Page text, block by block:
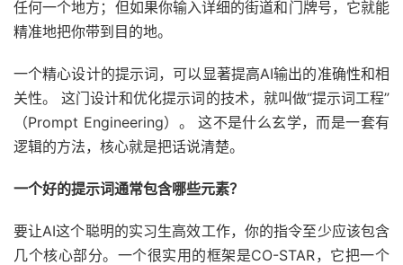
任何一个地方；但如果你输入详细的街道和门牌号，它就能
精准地把你带到目的地。
一个精心设计的提示词，可以显著提高AI输出的准确性和相
关性。 这门设计和优化提示词的技术，就叫做“提示词工程”
（Prompt Engineering）。 这不是什么玄学，而是一套有
逻辑的方法，核心就是把话说清楚。
一个好的提示词通常包含哪些元素？
要让AI这个聪明的实习生高效工作，你的指令至少应该包含
几个核心部分。一个很实用的框架是CO-STAR，它把一个